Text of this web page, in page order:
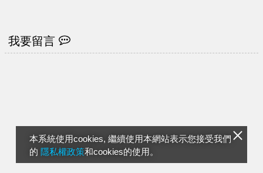
本系統使用cookies, 繼續使用本網站表示您接受我們
的 隱私權政策和cookies的使用。
我要留言